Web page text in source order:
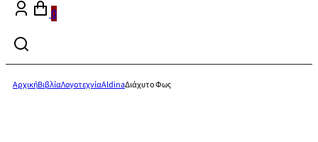
0
ΑρχικήΒιβλίαΛογοτεχνίαAldinaΔιάχυτο Φως